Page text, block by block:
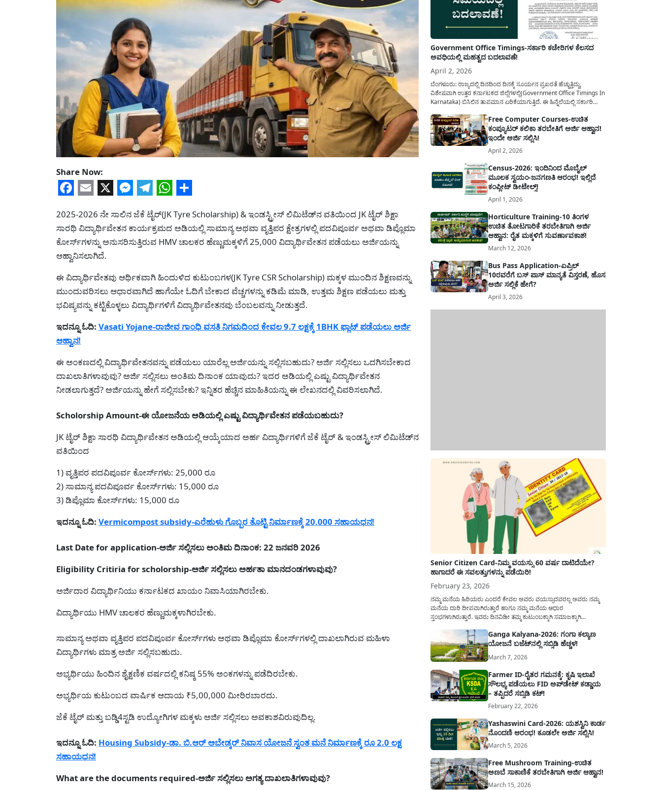
Share Now:
2025-2026 ನೇ ಸಾಲಿನ ಜೆಕೆ ಟೈರ್(JK Tyre Scholarship) & ಇಂಡಸ್ಟ್ರೀಸ್ ಲಿಮಿಟೆಡ್‌ನ ವತಿಯಿಂದ JK ಟೈರ್ ಶಿಕ್ಷಾ
ಸಾರಥಿ ವಿದ್ಯಾರ್ಥಿವೇತನ ಕಾರ್ಯಕ್ರಮದ ಅಡಿಯಲ್ಲಿ ಸಾಮಾನ್ಯ ಅಥವಾ ವೃತ್ತಿಪರ ಕ್ಷೇತ್ರಗಳಲ್ಲಿ ಪದವಿಪೂರ್ವ ಅಥವಾ ಡಿಪ್ಲೊಮಾ
ಕೋರ್ಸ್‌ಗಳನ್ನು ಅನುಸರಿಸುತ್ತಿರುವ HMV ಚಾಲಕರ ಹೆಣ್ಣುಮಕ್ಕಳಿಗೆ 25,000 ವಿದ್ಯಾರ್ಥಿವೇತನ ಪಡೆಯಲು ಅರ್ಜಿಯನ್ನು
ಆಹ್ವಾನಿಸಲಾಗಿದೆ.
ಈ ವಿದ್ಯಾರ್ಥಿವೇತವು ಆರ್ಥಿಕವಾಗಿ ಹಿಂದುಳಿದ ಕುಟುಂಬಗಳ(JK Tyre CSR Scholarship) ಮಕ್ಕಳ ಮುಂದಿನ ಶಿಕ್ಷಣವನ್ನು
ಮುಂದುವರಿಸಲು ಆಧಾರವಾಗಿದೆ ಹಾಗೆಯೇ ಓದಿಗೆ ಬೇಕಾದ ವೆಚ್ಚಗಳನ್ನು ಕಡಿಮೆ ಮಾಡಿ, ಉತ್ತಮ ಶಿಕ್ಷಣ ಪಡೆಯಲು ಮತ್ತು
ಭವಿಷ್ಯವನ್ನು ಕಟ್ಟಿಕೊಳ್ಳಲು ವಿದ್ಯಾರ್ಥಿಗಳಿಗೆ ವಿದ್ಯಾರ್ಥಿವೇತನವು ಬೆಂಬಲವನ್ನು ನೀಡುತ್ತದೆ.
ಇದನ್ನೂ ಓದಿ: Vasati Yojane-ರಾಜೀವ ಗಾಂಧಿ ವಸತಿ ನಿಗಮದಿಂದ ಕೇವಲ 9.7 ಲಕ್ಷಕ್ಕೆ 1BHK ಫ್ಲಾಟ್ ಪಡೆಯಲು ಅರ್ಜಿ
ಆಹ್ವಾನ!
ಈ ಅಂಕಣದಲ್ಲಿ ವಿದ್ಯಾರ್ಥಿವೇತನವನ್ನು ಪಡೆಯಲು ಯಾರೆಲ್ಲ ಅರ್ಜಿಯನ್ನು ಸಲ್ಲಿಸಬಹುದು? ಅರ್ಜಿ ಸಲ್ಲಿಸಲು ಒದಗಿಸಬೇಕಾದ
ದಾಖಲಾತಿಗಳಾವುವು? ಅರ್ಜಿ ಸಲ್ಲಿಸಲು ಅಂತಿಮ ದಿನಾಂಕ ಯಾವುದು? ಇದರ ಅಡಿಯಲ್ಲಿ ಎಷ್ಟು ವಿದ್ಯಾರ್ಥಿವೇತನ
ನೀಡಲಾಗುತ್ತದೆ? ಅರ್ಜಿಯನ್ನು ಹೇಗೆ ಸಲ್ಲಿಸಬೇಕು? ಇನ್ನಿತರ ಹೆಚ್ಚಿನ ಮಾಹಿತಿಯನ್ನು ಈ ಲೇಖನದಲ್ಲಿ ವಿವರಿಸಲಾಗಿದೆ.
Scholorship Amount-ಈ ಯೋಜನೆಯ ಅಡಿಯಲ್ಲಿ ಎಷ್ಟು ವಿದ್ಯಾರ್ಥಿವೇತನ ಪಡೆಯಬಹುದು?
JK ಟೈರ್ ಶಿಕ್ಷಾ ಸಾರಥಿ ವಿದ್ಯಾರ್ಥಿವೇತನ ಅಡಿಯಲ್ಲಿ ಆಯ್ಕೆಯಾದ ಅರ್ಹ ವಿದ್ಯಾರ್ಥಿಗಳಿಗೆ ಜೆಕೆ ಟೈರ್ & ಇಂಡಸ್ಟ್ರೀಸ್ ಲಿಮಿಟೆಡ್‌ನ
ವತಿಯಿಂದ
1) ವೃತ್ತಿಪರ ಪದವಿಪೂರ್ವ ಕೋರ್ಸ್‌ಗಳು: 25,000 ರೂ
2) ಸಾಮಾನ್ಯ ಪದವಿಪೂರ್ವ ಕೋರ್ಸ್‌ಗಳು: 15,000 ರೂ
3) ಡಿಪ್ಲೊಮಾ ಕೋರ್ಸ್‌ಗಳು: 15,000 ರೂ
ಇದನ್ನೂ ಓದಿ: Vermicompost subsidy-ಎರೆಹುಳು ಗೊಬ್ಬರ ತೊಟ್ಟಿ ನಿರ್ಮಾಣಕ್ಕೆ 20,000 ಸಹಾಯಧನ!
Last Date for application-ಅರ್ಜಿ ಸಲ್ಲಿಸಲು ಅಂತಿಮ ದಿನಾಂಕ: 22 ಜನವರಿ 2026
Eligibility Critiria for scholorship-ಅರ್ಜಿ ಸಲ್ಲಿಸಲು ಅರ್ಹತಾ ಮಾನದಂಡಗಳಾವುವು?
ಅರ್ಜಿದಾರ‍ ವಿದ್ಯಾರ್ಥಿನಿಯು ಕರ್ನಾಟಕದ ಖಾಯಂ ನಿವಾಸಿಯಾಗಿರಬೇಕು.
ವಿದ್ಯಾರ್ಥಿಯು HMV ಚಾಲಕರ ಹೆಣ್ಣುಮಕ್ಕಳಾಗಿರಬೇಕು.
ಸಾಮಾನ್ಯ ಅಥವಾ ವೃತ್ತಿಪರ ಪದವಿಪೂರ್ವ ಕೋರ್ಸ್‌ಗಳು ಅಥವಾ ಡಿಪ್ಲೊಮಾ ಕೋರ್ಸ್‌ಗಳಲ್ಲಿ ದಾಖಲಾಗಿರುವ ಮಹಿಳಾ
ವಿದ್ಯಾರ್ಥಿಗಳು ಮಾತ್ರ ಅರ್ಜಿ ಸಲ್ಲಿಸಬಹುದು.
ಅಭ್ಯರ್ಥಿಯು ಹಿಂದಿನ ಶೈಕ್ಷಣಿಕ ವರ್ಷದಲ್ಲಿ ಕನಿಷ್ಠ 55% ಅಂಕಗಳನ್ನು ಪಡೆದಿರಬೇಕು.
ಅಭ್ಯರ್ಥಿಯ ಕುಟುಂಬದ ವಾರ್ಷಿಕ ಆದಾಯ ₹5,00,000 ಮೀರಿರಬಾರದು.
ಜೆಕೆ ಟೈರ್ ಮತ್ತು ಬಡ್ಡಿ4ಸ್ಟಡಿ ಉದ್ಯೋಗಿಗಳ ಮಕ್ಕಳು ಅರ್ಜಿ ಸಲ್ಲಿಸಲು ಅವಕಾಶವಿರುವುದಿಲ್ಲ.
ಇದನ್ನೂ ಓದಿ: Housing Subsidy-ಡಾ. ಬಿ.ಆರ್ ಅಬೇಡ್ಕರ್ ನಿವಾಸ ಯೋಜನೆ ಸ್ವಂತ ಮನೆ ನಿರ್ಮಾಣಕ್ಕೆ ರೂ 2.0 ಲಕ್ಷ
ಸಹಾಯಧನ!
What are the documents required-ಅರ್ಜಿ ಸಲ್ಲಿಸಲು ಅಗತ್ಯ ದಾಖಲಾತಿಗಳಾವುವು?
Government Office Timings-ಸರ್ಕಾರಿ ಕಚೇರಿಗಳ ಕೆಲಸದ
ಅವಧಿಯಲ್ಲಿ ಮಹತ್ವದ ಬದಲಾವಣೆ!
April 2, 2026
ಬೆಂಗಳೂರು: ರಾಜ್ಯದಲ್ಲಿ ದಿನದಿಂದ ದಿನಕ್ಕೆ ಸೂರ್ಯನ ಪ್ರಖರತೆ ಹೆಚ್ಚುತ್ತಿದ್ದು,
ವಿಶೇಷವಾಗಿ ಉತ್ತರ ಕರ್ನಾಟಕದ ಜಿಲ್ಲೆಗಳಲ್ಲಿ(Government Office Timings In
Karnataka) ಬಿಸಿಲಿನ ತಾಪಮಾನ ಏರಿಕೆಯಾಗುತ್ತಿದೆ. ಈ ಹಿನ್ನೆಲೆಯಲ್ಲಿ ಸರ್ಕಾರಿ
ಸರ್ಕಾರವು ಮಹತ್ವದ ನಿರ್ಧಾರವೊಂದನ್ನು ಕೈಗೊಂಡಿದೆ. ಕಿತ್ತೂರು ಕರ್ನಾಟಕ ಮತ್ತು
ಕಲ್ಯಾಣ ಕರ್ನಾಟಕದ ಒಟ್ಟು 9 ಜಿಲ್ಲೆಗಳಲ್ಲಿ ಏಪ್ರಿಲ್...
Free Computer Courses-ಉಚಿತ
ಕಂಪ್ಯೂಟರ್ ಕಲಿಕಾ ತರಬೇತಿಗೆ ಅರ್ಜಿ ಆಹ್ವಾನ!
ಇಂದೇ ಅರ್ಜಿ ಸಲ್ಲಿಸಿ!
April 2, 2026
Census-2026: ಇಂದಿನಿಂದ ಮೊಬೈಲ್
ಮೂಲಕ ಸ್ವಯಂ-ಜನಗಣತಿ ಆರಂಭ! ಇಲ್ಲಿದೆ
ಕಂಪ್ಲೀಟ್ ಡೀಟೇಲ್ಸ್!
April 1, 2026
Horticulture Training-10 ತಿಂಗಳ
ಉಚಿತ ತೋಟಗಾರಿಕೆ ತರಬೇತಿಗಾಗಿ ಅರ್ಜಿ
ಆಹ್ವಾನ: ರೈತ ಮಕ್ಕಳಿಗೆ ಸುವರ್ಣಾವಕಾಶ!
March 12, 2026
Bus Pass Application-ಏಪ್ರಿಲ್
10ರವರೆಗೆ ಬಸ್ ಪಾಸ್ ಮಾನ್ಯತೆ ವಿಸ್ತರಣೆ, ಹೊಸ
ಅರ್ಜಿ ಸಲ್ಲಿಕೆ ಹೇಗೆ?
April 3, 2026
Senior Citizen Card-ನಿಮ್ಮ ವಯಸ್ಸು 60 ವರ್ಷ ದಾಟಿದೆಯೇ?
ಹಾಗಾದರೆ ಈ ಸವಲತ್ತುಗಳನ್ನು ಪಡೆಯಿರಿ!
February 23, 2026
ನಮ್ಮ ಮನೆಯ ಹಿರಿಯರು ಎಂದರೆ ಕೇವಲ ಅವರು ವಯಸ್ಸಾದವರಲ್ಲ ಅವರು ನಮ್ಮ
ಮನೆಯ ದಾರಿ ದೀಪವಾಗಿರುತ್ತಾರೆ ಹಾಗೂ ನಮ್ಮ ಮನೆಯ ಆಧಾರ
ಸ್ತಂಭಗಳಾಗಿರುತ್ತಾರೆ. ಇವರು ದಿನವಿಡೀ ತಮ್ಮ ಕುಟುಂಬಕ್ಕಾಗಿ ಸಮಾಜಕ್ಕಾಗಿ
ನೆಮ್ಮದಿಯಿಂದ ಕಳೆಯಬೇಕೆಂಬುದು ಪ್ರತಿಯೊಬ್ಬರ ಕನಸಾಗಿರುತ್ತದೆ ಆದ್ದರಿಂದ
ಸರ್ಕಾರವು ಹಿರಿಯ ನಾಗರಿಕರ ಗುರುತಿನ ಚೀಟಿ...
Ganga Kalyana-2026: ಗಂಗಾ ಕಲ್ಯಾಣ
ಯೋಜನೆ ಬಜೆಟ್‌ನಲ್ಲಿ ಸಬ್ಸಿಡಿ ಹೆಚ್ಚಳ!
March 7, 2026
Farmer ID-ರೈತರ ಗಮನಕ್ಕೆ: ಕೃಷಿ ಇಲಾಖೆ
ಸೌಲಭ್ಯ ಪಡೆಯಲು FID ಅಪ್‌ಡೇಟ್ ಕಡ್ಡಾಯ
– ತಪ್ಪಿದರೆ ಸಬ್ಸಿಡಿ ಕಟ್!
February 22, 2026
Yashaswini Card-2026: ಯಶಸ್ವಿನಿ ಕಾರ್ಡ
ನೊಂದಣಿ ಆರಂಭ! ಕೂಡಲೇ ಅರ್ಜಿ ಸಲ್ಲಿಸಿ!
March 5, 2026
Free Mushroom Training-ಉಚಿತ
ಅಣಬೆ ಸಾಕಾಣಿಕೆ ತರಬೇತಿಗಾಗಿ ಅರ್ಜಿ ಆಹ್ವಾನ!
March 15, 2026